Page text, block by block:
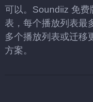
可以。Soundiiz 免费
表，每个播放列表最
多个播放列表或迁移
方案。